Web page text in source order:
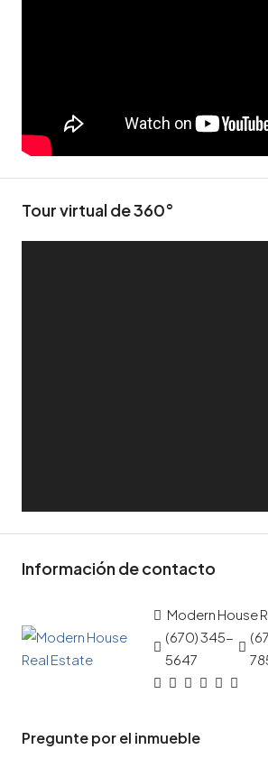
Tour virtual de 360​​°
Información de contacto
Modern House
(670) 345-
5647
Pregunte por el inmueble